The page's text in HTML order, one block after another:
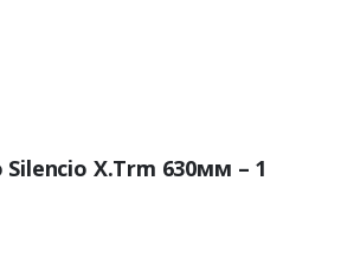
X.Trm 630мм – 1